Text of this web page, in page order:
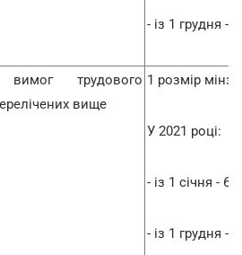
- із 1 грудня -
трудового
вище
1 розмір
У 2021 році:
- із 1 січня -
- із 1 грудня -